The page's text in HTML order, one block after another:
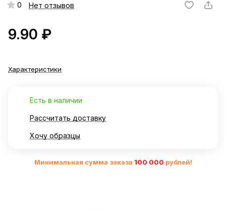
0 Нет отзывов
9.90 ₽
Характеристики
Есть в наличии
Рассчитать доставку
Хочу образцы
Минимальная сумма заказа 100 000 рублей!